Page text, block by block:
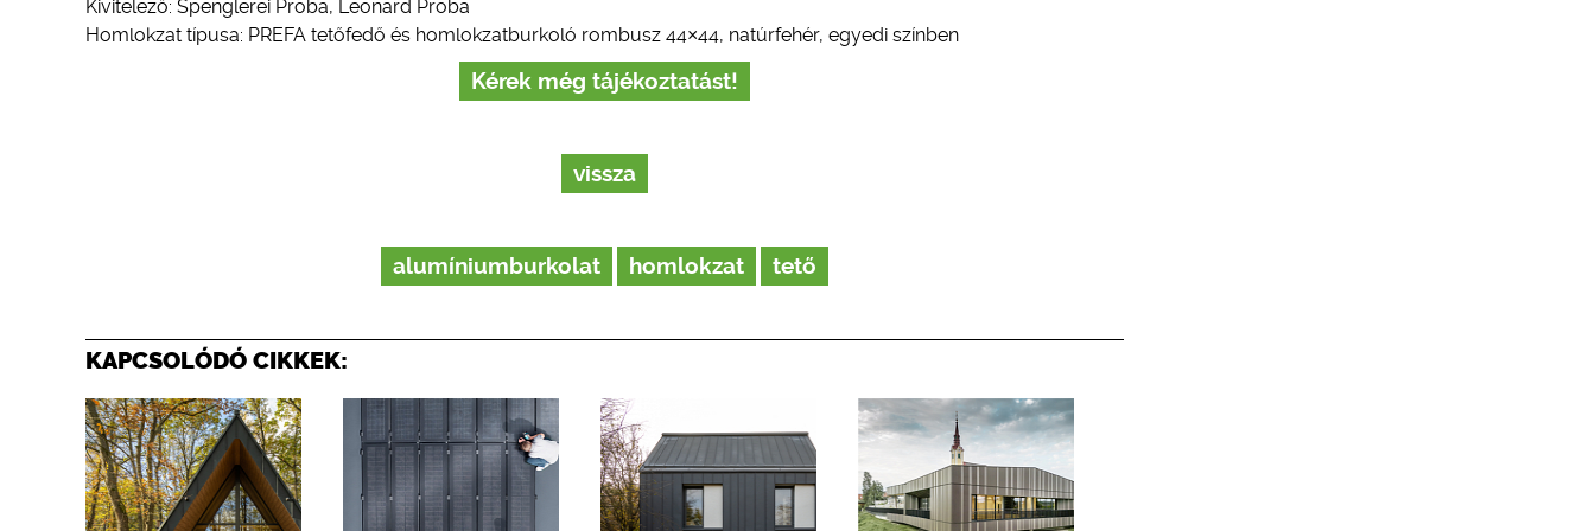
Kivitelező: Spenglerei Proba, Leonard Proba
Homlokzat típusa: PREFA tetőfedő és homlokzatburkoló rombusz 44×44, natúrfehér, egyedi színben
Kérek még tájékoztatást!
vissza
alumíniumburkolat homlokzat tető
KAPCSOLÓDÓ CIKKEK: